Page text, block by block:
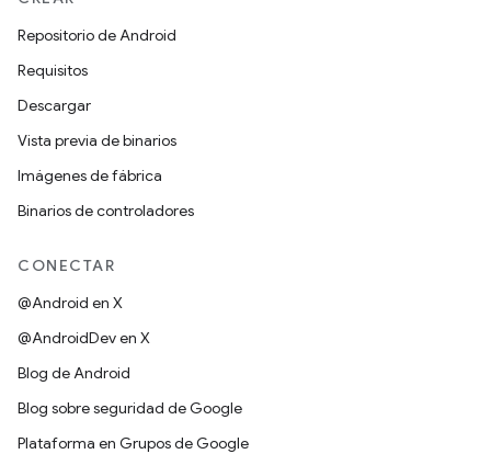
Repositorio de Android
Requisitos
Descargar
Vista previa de binarios
Imágenes de fábrica
Binarios de controladores
CONECTAR
@Android en X
@AndroidDev en X
Blog de Android
Blog sobre seguridad de Google
Plataforma en Grupos de Google